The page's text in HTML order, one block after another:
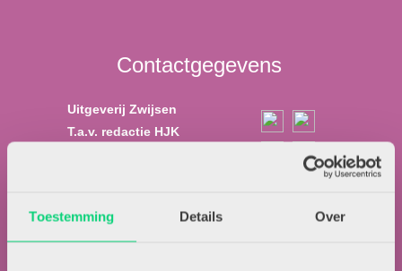
Toestemming Details Over
Contactgegevens
Uitgeverij Zwijsen
T.a.v. redactie HJK
contact@hjk-online.nl